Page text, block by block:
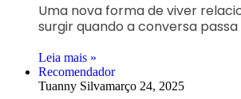
Uma nova forma de viver
surgir quando a conversa
Leia mais »
Recomendador
Tuanny Silvamarço 24, 2025